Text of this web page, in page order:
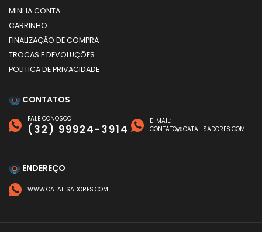
MINHA CONTA
CARRINHO
FINALIZAÇÃO DE COMPRA
TROCAS E DEVOLUÇÕES
POLITICA DE PRIVACIDADE
CONTATOS
FALE CONOSCO
(32) 99924-3914
E-MAIL:
CONTATO@CATALISADORES.COM
ENDEREÇO
WWW.CATALISADORES.COM